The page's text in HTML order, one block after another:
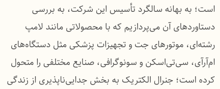
است؛ به بهانه سالگرد تأسیس این شرکت، به بررسی
دستاوردهای آن می‌پردازیم که با محصولاتی مانند لامپ
رشته‌ای، موتورهای جت و تجهیزات پزشکی مثل دستگاه‌های
ام‌آرآی، سی‌تی‌اسکن و سونوگرافی، صنایع مختلفی را متحول
کرده است؛ جنرال الکتریک به بخش جدایی‌ناپذیری از زندگی